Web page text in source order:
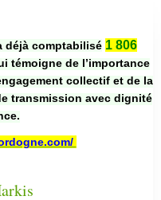
déjà comptabilisé 1 806
témoigne de l’importance
collectif et de la
transmission avec dignité